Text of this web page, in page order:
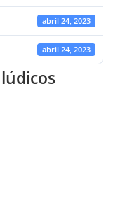
abril 24, 2023
abril 24, 2023